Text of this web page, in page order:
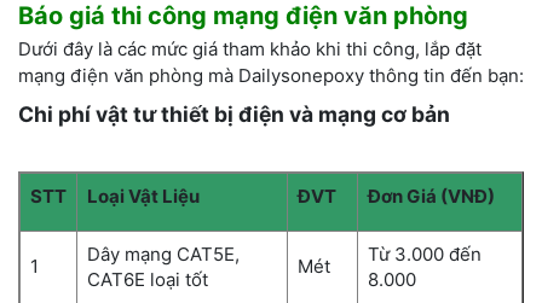
Báo giá thi công mạng điện văn phòng
Dưới đây là các mức giá tham khảo khi thi công, lắp đặt
mạng điện văn phòng mà Dailysonepoxy thông tin đến bạn:
Chi phí vật tư thiết bị điện và mạng cơ bản
STT Loại Vật Liệu ĐVT Đơn Giá (VNĐ)
1
Dây mạng CAT5E,
CAT6E loại tốt
Mét
Từ 3.000 đến
8.000